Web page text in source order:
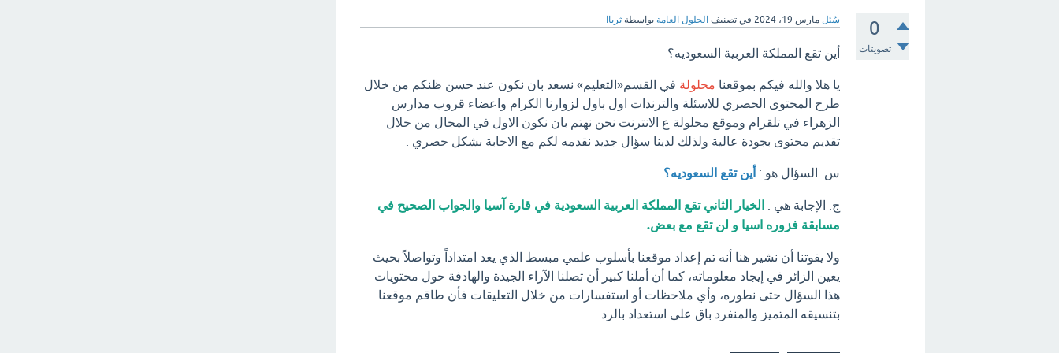
0
تصويتات
سُئل مارس 19، 2024 في تصنيف الحلول العامة بواسطة ثرياا
أين تقع المملكة العربية السعوديه؟
يا هلا والله فيكم بموقعنا محلولة في القسم«التعليم» نسعد بان نكون عند حسن ظنكم من خلال
طرح المحتوى الحصري للاسئلة والترندات اول باول لزوارنا الكرام واعضاء قروب مدارس
الزهراء في تلقرام وموقع محلولة ع الانترنت نحن نهتم بان نكون الاول في المجال من خلال
تقديم محتوى بجودة عالية ولذلك لدينا سؤال جديد نقدمه لكم مع الاجابة بشكل حصري :
س. السؤال هو : أين تقع السعوديه؟
ج. الإجابة هي : الخيار الثاني تقع المملكة العربية السعودية في قارة آسيا والجواب الصحيح في
مسابقة فزوره اسيا و لن تقع مع بعض.
ولا يفوتنا أن نشير هنا أنه تم إعداد موقعنا بأسلوب علمي مبسط الذي يعد امتداداً وتواصلاً بحيث
يعين الزائر في إيجاد معلوماته، كما أن أملنا كبير أن تصلنا الآراء الجيدة والهادفة حول محتويات
هذا السؤال حتى نطوره، وأي ملاحظات أو استفسارات من خلال التعليقات فأن طاقم موقعنا
بتنسيقه المتميز والمنفرد باق على استعداد بالرد.